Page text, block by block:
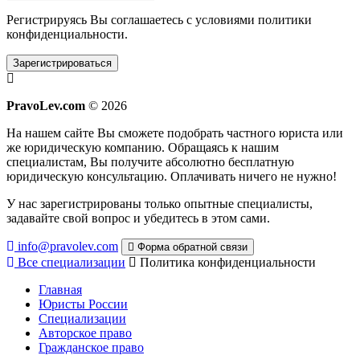
Регистрируясь Вы соглашаетесь с условиями политики
конфиденциальности.
Зарегистрироваться
PravoLev.com © 2026
На нашем сайте Вы сможете подобрать частного юриста или
же юридическую компанию. Обращаясь к нашим
специалистам, Вы получите абсолютно бесплатную
юридическую консультацию. Оплачивать ничего не нужно!
У нас зарегистрированы только опытные специалисты,
задавайте свой вопрос и убедитесь в этом сами.
info@pravolev.com Форма обратной связи
Все специализации
Политика конфиденциальности
Главная
Юристы России
Специализации
Авторское право
Гражданское право